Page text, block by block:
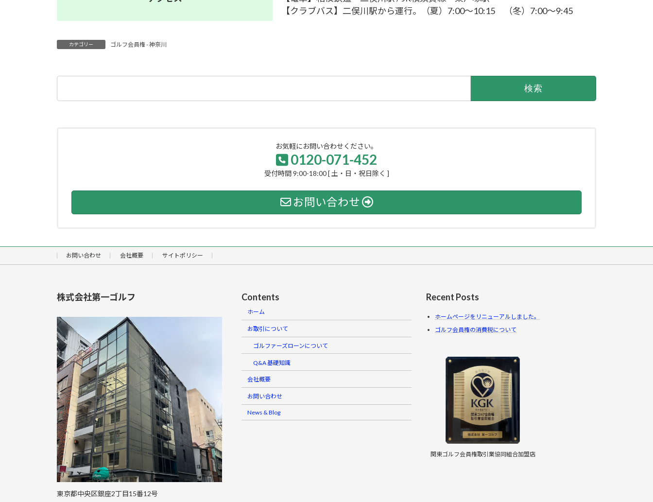
【クラブバス】二俣川駅から運行。（夏）7:00～10:15 （冬）7:00～9:45
カテゴリー ゴルフ会員権 - 神奈川
お気軽にお問い合わせください。
0120-071-452
受付時間 9:00-18:00 [ 土・日・祝日除く ]
お問い合わせ
お問い合わせ 会社概要 サイトポリシー
株式会社第一ゴルフ
東京都中央区銀座2丁目15番12号
Contents
ホーム
お取引について
ゴルファーズローンについて
Q&A 基礎知識
会社概要
お問い合わせ
News & Blog
Recent Posts
ホームページをリニューアルしました。
ゴルフ会員権の消費税について
関東ゴルフ会員権取引業協同組合加盟店